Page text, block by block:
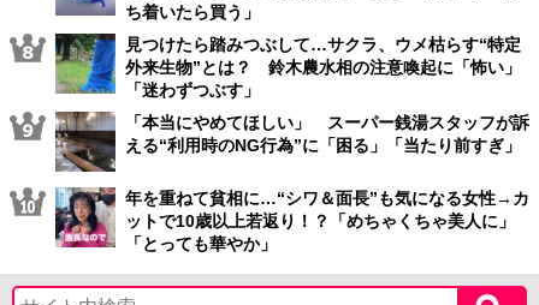
ち着いたら買う」
見つけたら踏みつぶして…サクラ、ウメ枯らす“特定
外来生物”とは？ 鈴木農水相の注意喚起に「怖い」
「迷わずつぶす」
「本当にやめてほしい」 スーパー銭湯スタッフが訴
える“利用時のNG行為”に「困る」「当たり前すぎ」
年を重ねて貧相に…“シワ＆面長”も気になる女性→カ
ットで10歳以上若返り！？「めちゃくちゃ美人に」
「とっても華やか」